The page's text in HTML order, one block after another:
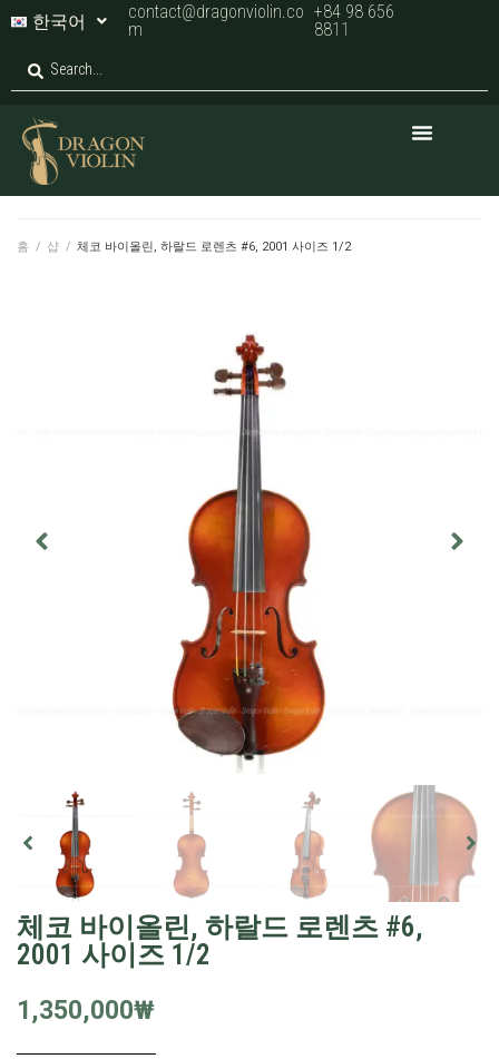
한국어
contact@dragonviolin.co
m
+84 98 656
8811
홈 / 샵 / 체코 바이올린, 하랄드 로렌츠 #6, 2001 사이즈 1/2
체코 바이올린, 하랄드 로렌츠 #6,
2001 사이즈 1/2
1,350,000₩